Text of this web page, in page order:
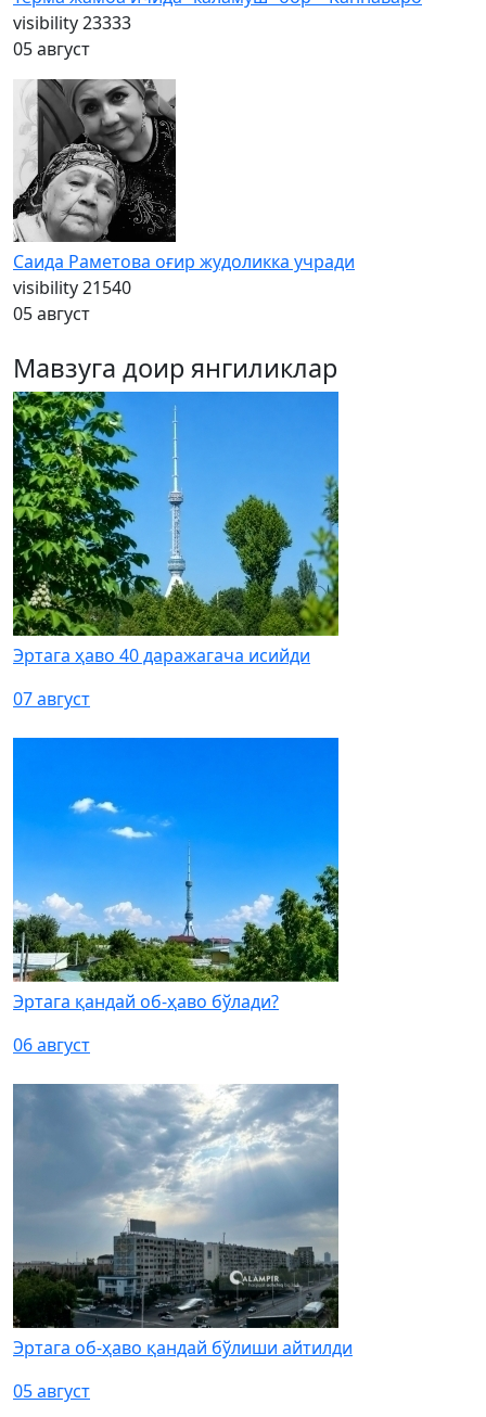
visibility23333
05 август
Саида Раметова оғир жудоликка учради
visibility21540
05 август
Мавзуга доир янгиликлар
Эртага ҳаво 40 даражагача исийди
07 август
Эртага қандай об-ҳаво бўлади?
06 август
Эртага об-ҳаво қандай бўлиши айтилди
05 август